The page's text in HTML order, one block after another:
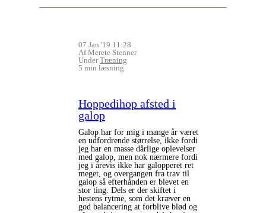
07 Jan '19 11:28
Af Merete Stenner
UnderTræning
5 min læsning
Hoppedihop afsted i
galop
Galop har for mig i mange år været
en udfordrende størrelse, ikke fordi
jeg har en masse dårlige oplevelser
med galop, men nok nærmere fordi
jeg i årevis ikke har galopperet ret
meget, og overgangen fra trav til
galop så efterhånden er blevet en
stor ting. Dels er der skiftet i
hestens rytme, som det kræver en
god balancering at forblive blød og